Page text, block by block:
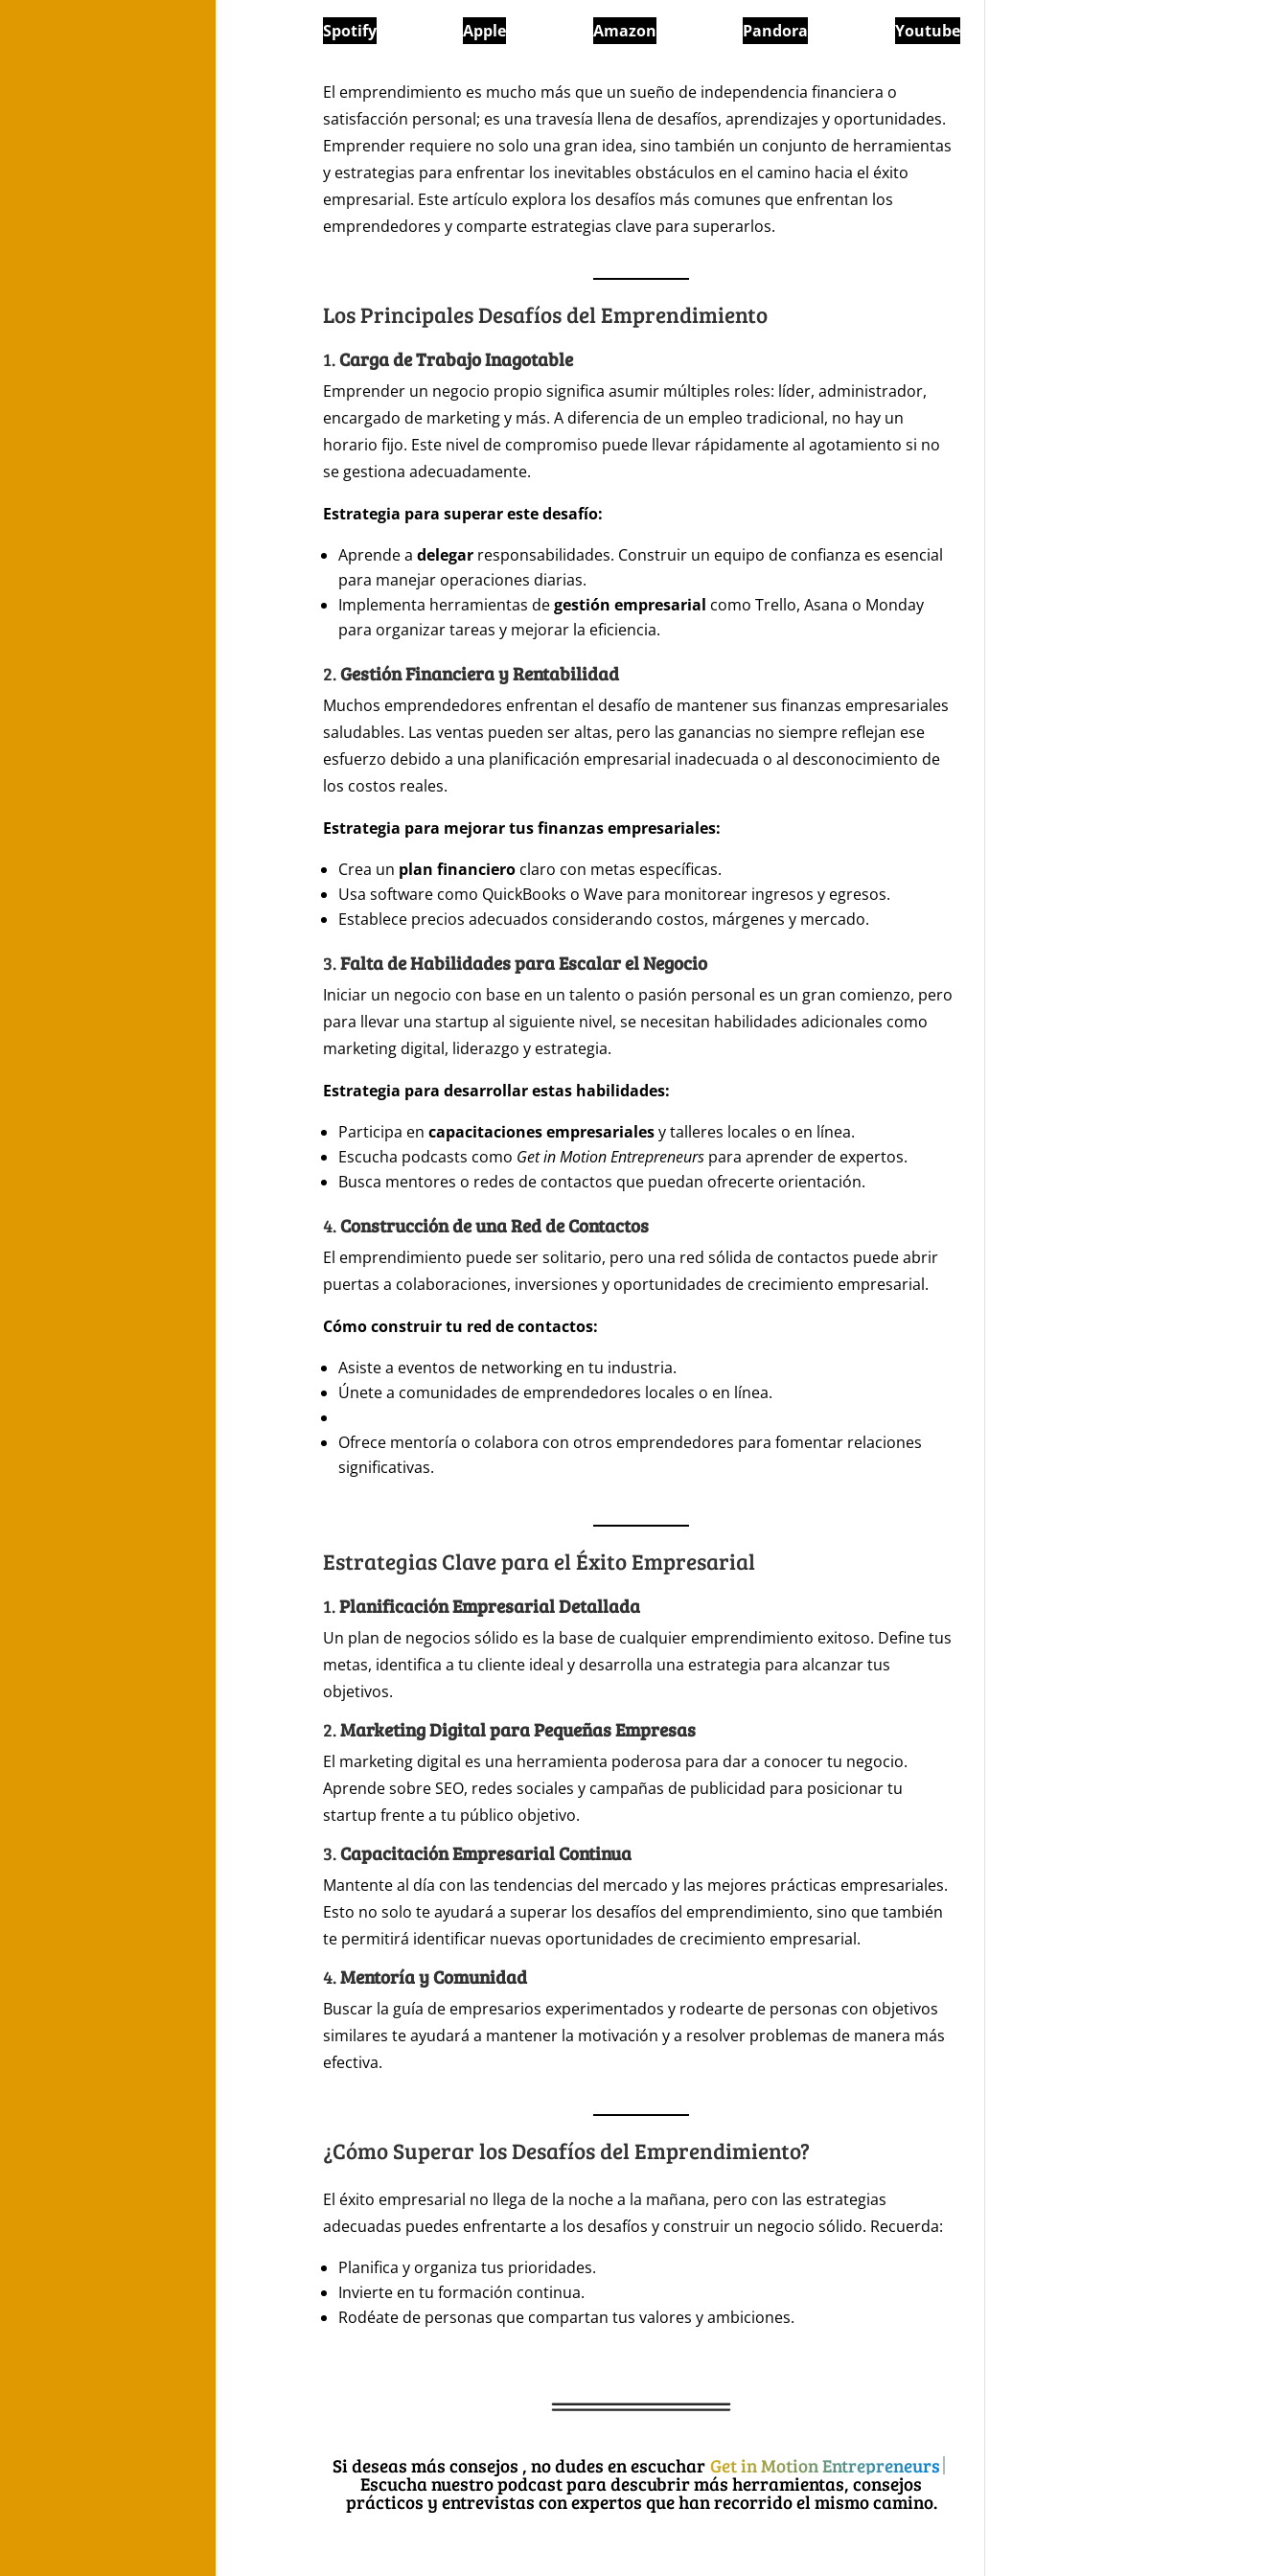
Spotify Apple Amazon Pandora Youtube
El emprendimiento es mucho más que un sueño de independencia financiera o
satisfacción personal; es una travesía llena de desafíos, aprendizajes y oportunidades.
Emprender requiere no solo una gran idea, sino también un conjunto de herramientas
y estrategias para enfrentar los inevitables obstáculos en el camino hacia el éxito
empresarial. Este artículo explora los desafíos más comunes que enfrentan los
emprendedores y comparte estrategias clave para superarlos.
Los Principales Desafíos del Emprendimiento
1.Carga de Trabajo Inagotable
Emprender un negocio propio significa asumir múltiples roles: líder, administrador,
encargado de marketing y más. A diferencia de un empleo tradicional, no hay un
horario fijo. Este nivel de compromiso puede llevar rápidamente al agotamiento si no
se gestiona adecuadamente.
Estrategia para superar este desafío:
Aprende a delegarresponsabilidades. Construir un equipo de confianza es esencial
para manejar operaciones diarias.
Implementa herramientas degestión empresarial como Trello, Asana o Monday
para organizar tareas y mejorar la eficiencia.
2.Gestión Financiera y Rentabilidad
Muchos emprendedores enfrentan el desafío de mantener sus finanzas empresariales
saludables. Las ventas pueden ser altas, pero las ganancias no siempre reflejan ese
esfuerzo debido a una planificación empresarial inadecuada o al desconocimiento de
los costos reales.
Estrategia para mejorar tus finanzas empresariales:
Crea un plan financieroclaro con metas específicas.
Usa software como QuickBooks o Wave para monitorear ingresos y egresos.
Establece precios adecuados considerando costos, márgenes y mercado.
3.Falta de Habilidades para Escalar el Negocio
Iniciar un negocio con base en un talento o pasión personal es un gran comienzo, pero
para llevar una startup al siguiente nivel, se necesitan habilidades adicionales como
marketing digital, liderazgo y estrategia.
Estrategia para desarrollar estas habilidades:
Participa en capacitaciones empresarialesy talleres locales o en línea.
Escucha podcasts como Get in Motion Entrepreneurspara aprender de expertos.
Busca mentores o redes de contactos que puedan ofrecerte orientación.
4.Construcción de una Red de Contactos
El emprendimiento puede ser solitario, pero una red sólida de contactos puede abrir
puertas a colaboraciones, inversiones y oportunidades de crecimiento empresarial.
Cómo construir tu red de contactos:
Asiste a eventos de networking en tu industria.
Únete a comunidades de emprendedores locales o en línea.
Ofrece mentoría o colabora con otros emprendedores para fomentar relaciones
significativas.
Estrategias Clave para el Éxito Empresarial
1.Planificación Empresarial Detallada
Un plan de negocios sólido es la base de cualquier emprendimiento exitoso. Define tus
metas, identifica a tu cliente ideal y desarrolla una estrategia para alcanzar tus
objetivos.
2.Marketing Digital para Pequeñas Empresas
El marketing digital es una herramienta poderosa para dar a conocer tu negocio.
Aprende sobre SEO, redes sociales y campañas de publicidad para posicionar tu
startup frente a tu público objetivo.
3.Capacitación Empresarial Continua
Mantente al día con las tendencias del mercado y las mejores prácticas empresariales.
Esto no solo te ayudará a superar los desafíos del emprendimiento, sino que también
te permitirá identificar nuevas oportunidades de crecimiento empresarial.
4.Mentoría y Comunidad
Buscar la guía de empresarios experimentados y rodearte de personas con objetivos
similares te ayudará a mantener la motivación y a resolver problemas de manera más
efectiva.
¿Cómo Superar los Desafíos del Emprendimiento?
El éxito empresarial no llega de la noche a la mañana, pero con las estrategias
adecuadas puedes enfrentarte a los desafíos y construir un negocio sólido. Recuerda:
Planifica y organiza tus prioridades.
Invierte en tu formación continua.
Rodéate de personas que compartan tus valores y ambiciones.
Si deseas más consejos , no dudes en escuchar Get in Motion Entrepreneurs
Escucha nuestro podcast
para descubrir más herramientas, consejos prácticos y entrevistas con
expertos que han recorrido el mismo camino.